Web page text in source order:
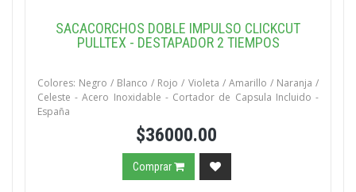
SACACORCHOS DOBLE IMPULSO CLICKCUT
PULLTEX - DESTAPADOR 2 TIEMPOS
Colores: Negro / Blanco / Rojo / Violeta / Amarillo / Naranja /
Celeste - Acero Inoxidable - Cortador de Capsula Incluido -
España
$36000.00
Comprar